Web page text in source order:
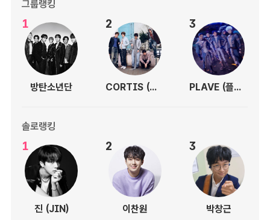
그룹랭킹
1
방탄소년단
2
CORTIS (코르티스)
3
PLAVE (플레이브)
솔로랭킹
1
진 (JIN)
2
이찬원
3
박창근